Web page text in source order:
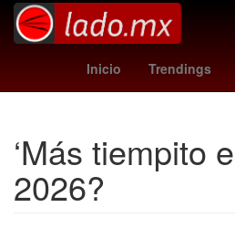
Inicio Trendings
‘Más tiempito
2026?